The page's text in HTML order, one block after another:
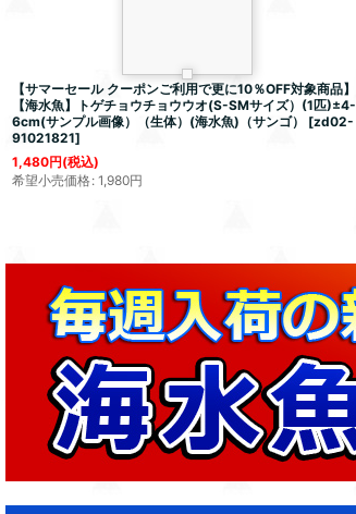
【サマーセール クーポンご利用で更に10％OFF対象商品】
【海水魚】トゲチョウチョウウオ(S-SMサイズ）(1匹)±4-
6cm(サンプル画像）（生体）(海水魚)（サンゴ）
[zd02-
91021821]
1,480円(税込)
希望小売価格: 1,980円